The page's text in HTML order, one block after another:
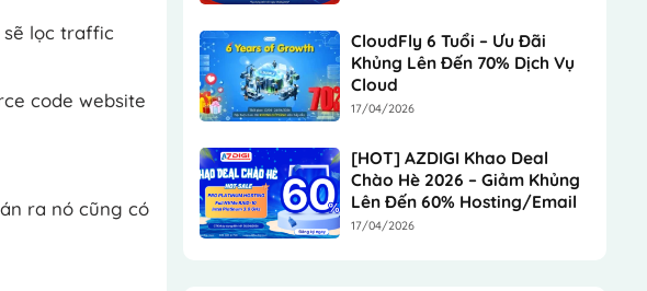
sẽ lọc traffic
code website
ra nó cũng có
CloudFly 6 Tuổi – Ưu Đãi
Khủng Lên Đến 70% Dịch Vụ
Cloud
17/04/2026
[HOT] AZDIGI Khao Deal
Chào Hè 2026 – Giảm Khủng
Lên Đến 60% Hosting/Email
17/04/2026